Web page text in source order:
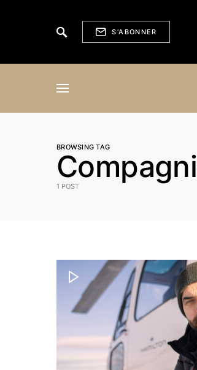
S'ABONNER
BROWSING TAG
1 POST